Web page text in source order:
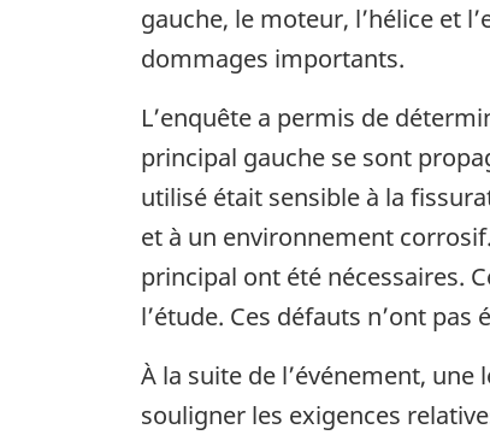
gauche, le moteur, l’hélice et
dommages importants.
L’enquête a permis de
principal gauche se sont
utilisé était sensible à la
et à un environnement
principal ont été nécessaires.
l’étude. Ces défauts n’ont
À la suite de l’événement,
souligner les exigences